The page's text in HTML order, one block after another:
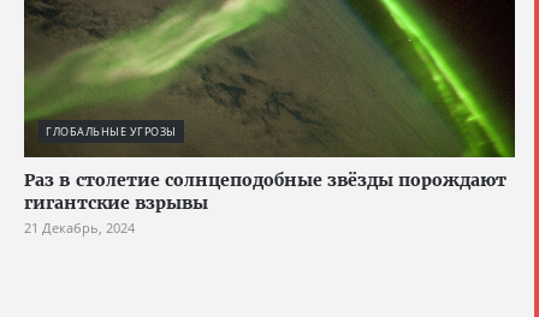
ГЛОБАЛЬНЫЕ УГРОЗЫ
Раз в столетие солнцеподобные звёзды порождают
гигантские взрывы
21 Декабрь, 2024